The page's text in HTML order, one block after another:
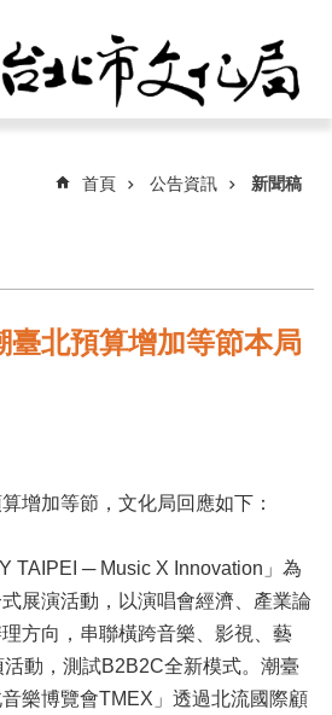
首頁 公告資訊 新聞稿
臺北預算增加等節本局
增加等節，文化局回應如下：
TAIPEI ─ Music X Innovation」為
展演活動，以演唱會經濟、產業論
方向，串聯橫跨音樂、影視、藝
動，測試B2B2C全新模式。潮臺
樂博覽會TMEX」透過北流國際顧